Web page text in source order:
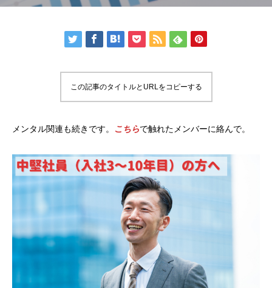
この記事のタイトルとURLをコピーする
メンタル関連も続きです。 こちらで触れたメンバーに絡んで。